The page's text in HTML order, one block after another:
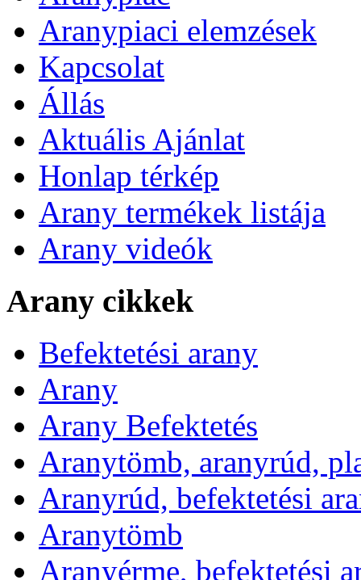
Aranypiaci elemzések
Kapcsolat
Állás
Aktuális Ajánlat
Honlap térkép
Arany termékek listája
Arany videók
Arany cikkek
Befektetési arany
Arany
Arany Befektetés
Aranytömb, aranyrúd,
Aranyrúd, befektetési
Aranytömb
Aranyérme, befektetési